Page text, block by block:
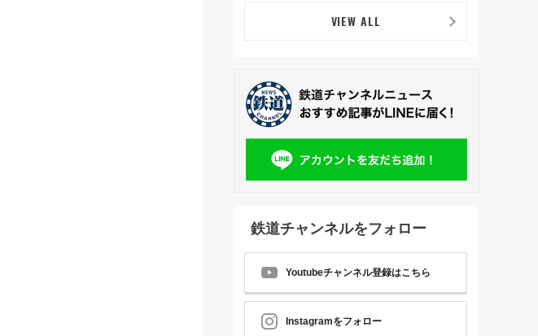
ー」開催
VIEW ALL
鉄道チャンネルをフォロー
Youtubeチャンネル登録はこちら
Instagramをフォロー